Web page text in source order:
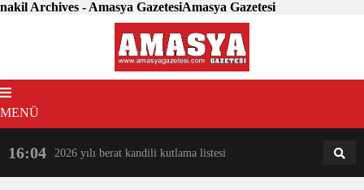
nakil Archives - Amasya GazetesiAmasya Gazetesi
MENÜ
16:04 2026 yılı berat kandili kutlama listesi 18:31